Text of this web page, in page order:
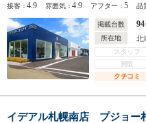
接客：4.9 雰囲気：4.9 アフター：5 品
掲載台数 94
所在地
北
スタッフ
買取
クチコミ
イデアル札幌南店 プジョー